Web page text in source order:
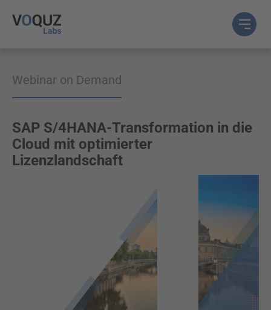
Webinar on Demand
SAP S/4HANA-Transformation in die
Cloud mit optimierter
Lizenzlandschaft